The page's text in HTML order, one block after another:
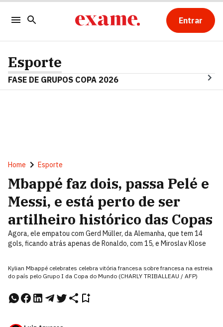
Entrar
Esporte
FASE DE GRUPOS COPA 2026
Home Esporte
Mbappé faz dois, passa Pelé e
Messi, e está perto de ser
artilheiro histórico das Copas
Agora, ele empatou com Gerd Müller, da Alemanha, que tem 14
gols, ficando atrás apenas de Ronaldo, com 15, e Miroslav Klose
Kylian Mbappé celebrates celebra vitória francesa sobre francesa na estreia
do país pelo Grupo I da Copa do Mundo (CHARLY TRIBALLEAU / AFP)